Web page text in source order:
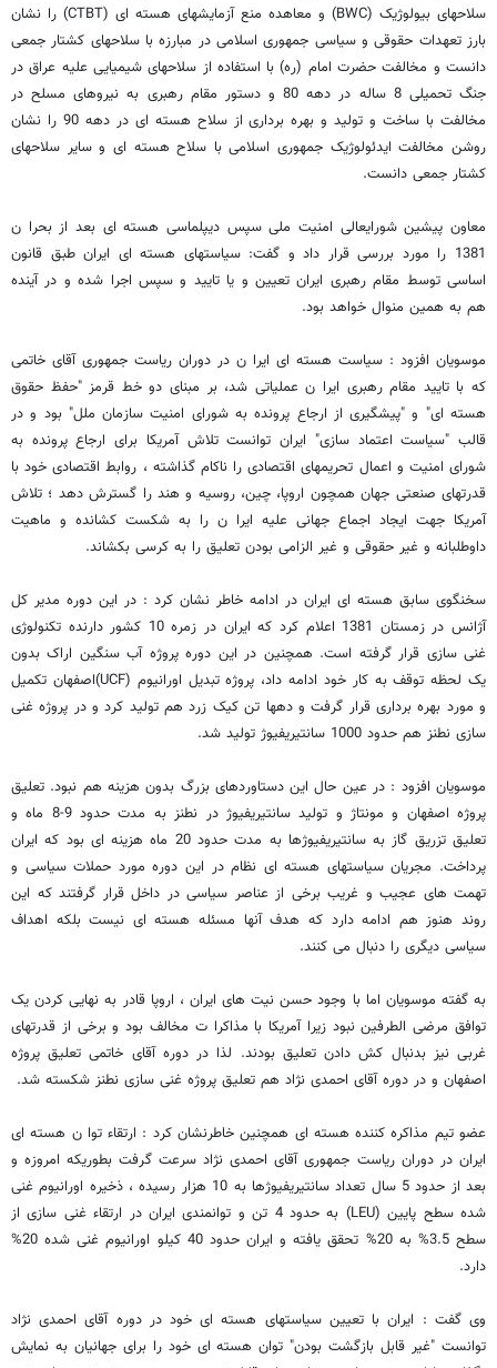
سلاحهای بیولوژیک (BWC) و معاهده منع آزمایشهای هسته ای (CTBT) را نشان
بارز تعهدات حقوقی و سیاسی جمهوری اسلامی در مبارزه با سلاحهای کشتار جمعی
دانست و مخالفت حضرت امام (ره) با استفاده از سلاحهای شیمیایی علیه عراق در
جنگ تحمیلی 8 ساله در دهه 80 و دستور مقام رهبری به نیروهای مسلح در
مخالفت با ساخت و تولید و بهره برداری از سلاح هسته ای در دهه 90 را نشان
روشن مخالفت ایدئولوژیک جمهوری اسلامی با سلاح هسته ای و سایر سلاحهای
کشتار جمعی دانست.
معاون پیشین شورایعالی امنیت ملی سپس دیپلماسی هسته ای بعد از بحرا ن
1381 را مورد بررسی قرار داد و گفت: سیاستهای هسته ای ایران طبق قانون
اساسی توسط مقام رهبری ایران تعیین و یا تایید و سپس اجرا شده و در آینده
هم به همین منوال خواهد بود.
موسویان افزود : سیاست هسته ای ایرا ن در دوران ریاست جمهوری آقای خاتمی
که با تایید مقام رهبری ایرا ن عملیاتی شد، بر مبنای دو خط قرمز "حفظ حقوق
هسته ای" و "پیشگیری از ارجاع پرونده به شورای امنیت سازمان ملل" بود و در
قالب "سیاست اعتماد سازی" ایران توانست تلاش آمریکا برای ارجاع پرونده به
شورای امنیت و اعمال تحریمهای اقتصادی را ناکام گذاشته ، روابط اقتصادی خود با
قدرتهای صنعتی جهان همچون اروپا، چین، روسیه و هند را گسترش دهد ؛ تلاش
آمریکا جهت ایجاد اجماع جهانی علیه ایرا ن را به شکست کشانده و ماهیت
داوطلبانه و غیر حقوقی و غیر الزامی بودن تعلیق را به کرسی بکشاند.
سخنگوی سابق هسته ای ایران در ادامه خاطر نشان کرد : در این دوره مدیر کل
آژانس در زمستان 1381 اعلام کرد که ایران در زمره 10 کشور دارنده تکنولوژی
غنی سازی قرار گرفته است. همچنین در این دوره پروژه آب سنگین اراک بدون
یک لحظه توقف به کار خود ادامه داد، پروژه تبدیل اورانیوم (UCF)اصفهان تکمیل
و مورد بهره برداری قرار گرفت و دهها تن کیک زرد هم تولید کرد و در پروژه غنی
سازی نطنز هم حدود 1000 سانتیریفیوژ تولید شد.
موسویان افزود : در عین حال این دستاوردهای بزرگ بدون هزینه هم نبود. تعلیق
پروژه اصفهان و مونتاژ و تولید سانتیریفیوژ در نطنز به مدت حدود 9-8 ماه و
تعلیق تزریق گاز به سانتیریفیوژها به مدت حدود 20 ماه هزینه ای بود که ایران
پرداخت. مجریان سیاستهای هسته ای نظام در این دوره مورد حملات سیاسی و
تهمت های عجیب و غریب برخی از عناصر سیاسی در داخل قرار گرفتند که این
روند هنوز هم ادامه دارد که هدف آنها مسئله هسته ای نیست بلکه اهداف
سیاسی دیگری را دنبال می کنند.
به گفته موسویان اما با وجود حسن نیت های ایران ، اروپا قادر به نهایی کردن یک
توافق مرضی الطرفین نبود زیرا آمریکا با مذاکرا ت مخالف بود و برخی از قدرتهای
غربی نیز بدنبال کش دادن تعلیق بودند. لذا در دوره آقای خاتمی تعلیق پروژه
اصفهان و در دوره آقای احمدی نژاد هم تعلیق پروژه غنی سازی نطنز شکسته شد.
عضو تیم مذاکره کننده هسته ای همچنین خاطرنشان کرد : ارتقاء توا ن هسته ای
ایران در دوران ریاست جمهوری آقای احمدی نژاد سرعت گرفت بطوریکه امروزه و
بعد از حدود 5 سال تعداد سانتیریفیوژها به 10 هزار رسیده ، ذخیره اورانیوم غنی
شده سطح پایین (LEU) به حدود 4 تن و توانمندی ایران در ارتقاء غنی سازی از
سطح 3.5% به 20% تحقق یافته و ایران حدود 40 کیلو اورانیوم غنی شده 20%
دارد.
وی گفت : ایران با تعیین سیاستهای هسته ای خود در دوره آقای احمدی نژاد
توانست "غیر قابل بازگشت بودن" توان هسته ای خود را برای جهانیان به نمایش